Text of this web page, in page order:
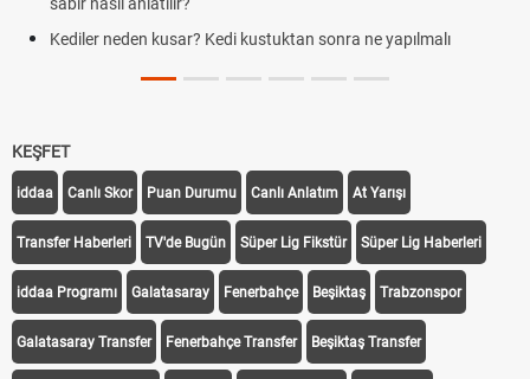
Kediler neden kusar? Kedi kustuktan sonra ne yapılmalı
KEŞFET
iddaa Canlı Skor Puan Durumu Canlı Anlatım At Yarışı
Transfer Haberleri TV'de Bugün Süper Lig Fikstür Süper Lig Haberleri
iddaa Programı Galatasaray Fenerbahçe Beşiktaş Trabzonspor
Galatasaray Transfer Fenerbahçe Transfer Beşiktaş Transfer